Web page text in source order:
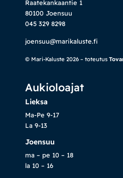
Raatekankaantie 1
80100 Joensuu
045 329 8298
joensuu@marikaluste.fi
© Mari-Kaluste 2026 – toteutus
Aukioloajat
Lieksa
Ma-Pe 9-17
La 9-13
Joensuu
ma – pe 10 – 18
la 10 – 16